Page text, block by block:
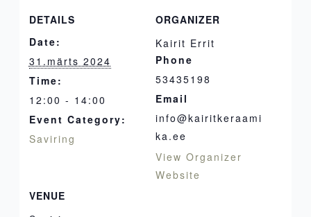
DETAILS
Date:
31.märts 2024
Time:
12:00 - 14:00
Event Category:
Saviring
VENUE
ORGANIZER
Kairit Errit
Phone
53435198
Email
info@kairitkeraami
ka.ee
View Organizer
Website